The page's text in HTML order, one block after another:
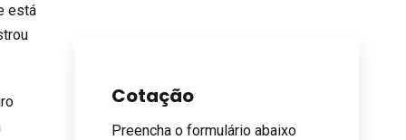
está
Cotação
Preencha o formulário abaixo